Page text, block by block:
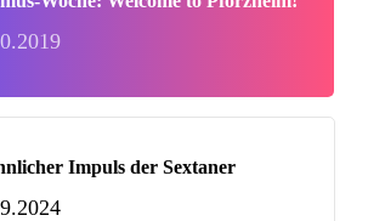
Impuls der Sextaner